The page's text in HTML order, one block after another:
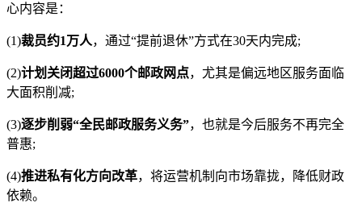
心内容是：
(1)裁员约1万人，通过“提前退休”方式在30天内完成;
(2)计划关闭超过6000个邮政网点，尤其是偏远地区服务面临
大面积削减;
(3)逐步削弱“全民邮政服务义务”，也就是今后服务不再完全
普惠;
(4)推进私有化方向改革，将运营机制向市场靠拢，降低财政
依赖。